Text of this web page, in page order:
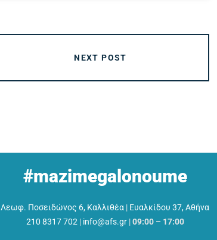
NEXT POST
#mazimegalonoume
Λεωφ. Ποσειδώνος 6, Καλλιθέα | Ευαλκίδου 37, Αθήνα
210 8317 702 | info@afs.gr|09:00 – 17:00